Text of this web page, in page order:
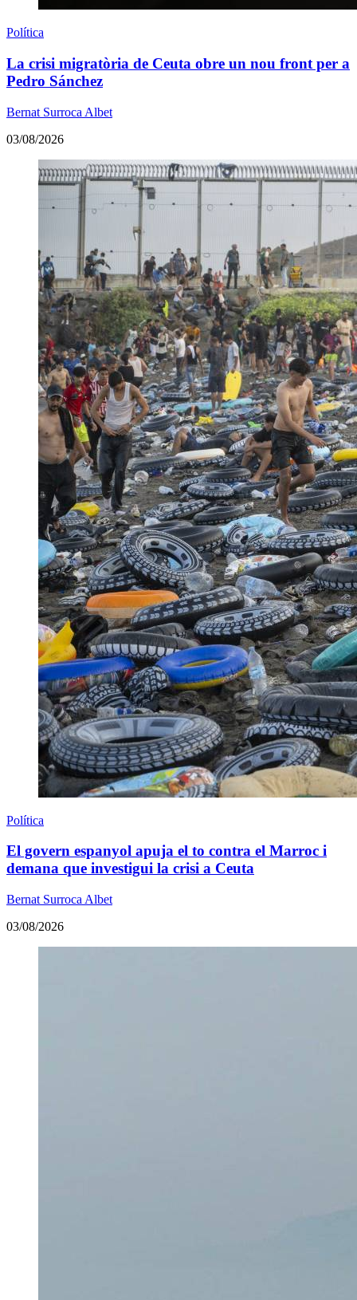
Política
La crisi migratòria de Ceuta obre un nou front per a
Pedro Sánchez
Bernat Surroca Albet
03/08/2026
Política
El govern espanyol apuja el to contra el Marroc i
demana que investigui la crisi a Ceuta
Bernat Surroca Albet
03/08/2026